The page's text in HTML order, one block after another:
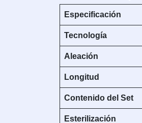
Especificación
Tecnología
Aleación
Longitud
Contenido del Set
Esterilización